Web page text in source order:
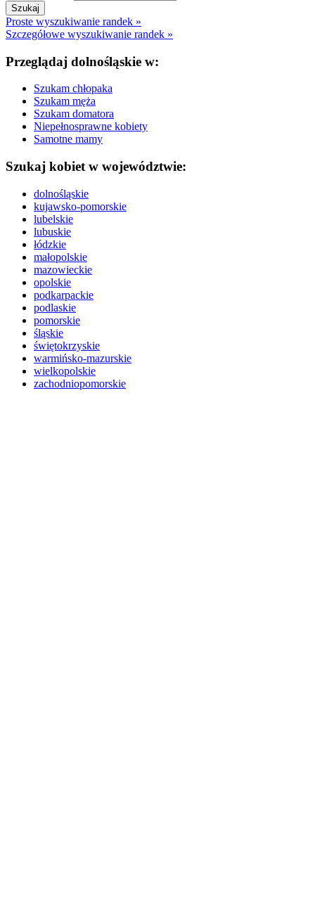
Proste wyszukiwanie randek »
Szczegółowe wyszukiwanie randek »
Przeglądaj dolnośląskie w:
Szukam chłopaka
Szukam męża
Szukam domatora
Niepełnosprawne kobiety
Samotne mamy
Szukaj kobiet w województwie:
dolnośląskie
kujawsko-pomorskie
lubelskie
lubuskie
łódzkie
małopolskie
mazowieckie
opolskie
podkarpackie
podlaskie
pomorskie
śląskie
świętokrzyskie
warmińsko-mazurskie
wielkopolskie
zachodniopomorskie